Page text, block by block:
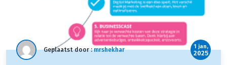
Geplaatst door :mrshekhar 1 jan,
2025